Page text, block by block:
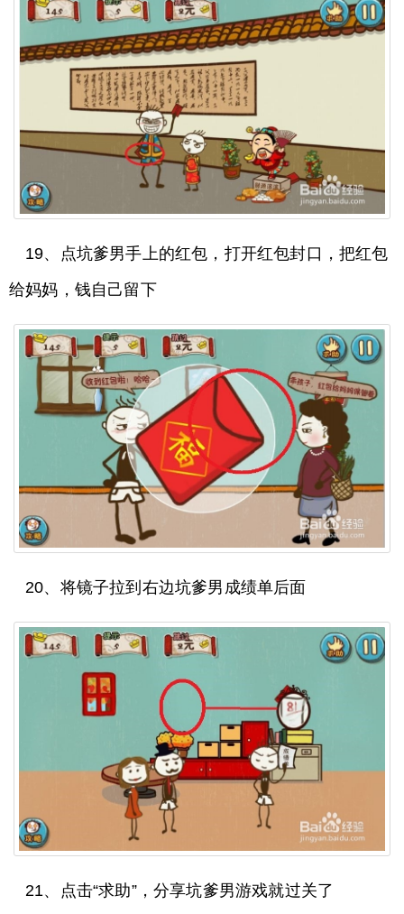
19、点坑爹男手上的红包，打开红包封口，把红包
给妈妈，钱自己留下
20、将镜子拉到右边坑爹男成绩单后面
21、点击“求助”，分享坑爹男游戏就过关了